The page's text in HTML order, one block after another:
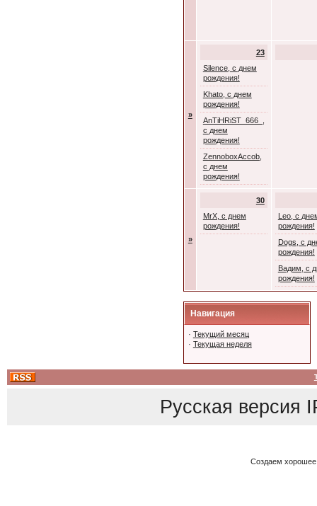
»
23
Silence, с днем
рождения!
Khato, с днем
рождения!
AnTiHRiST_666_,
с днем
рождения!
ZennoboxAccob,
с днем
рождения!
»
30
MrX, с днем
рождения!
Leo, с
рождения!
Dogs, с
рождения!
Вадим, с
рождения!
Навигация
· Текущий месяц
· Текущая неделя
Русская версия
Создаем